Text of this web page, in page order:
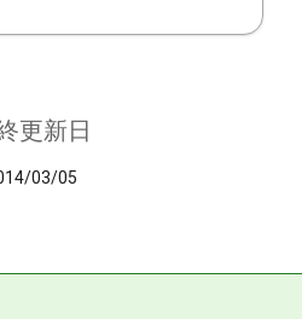
更新日
03/05